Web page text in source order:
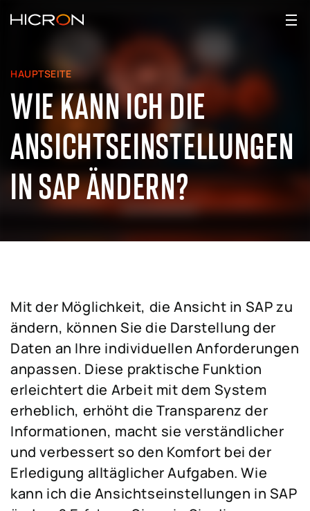
HAUPTSEITE
WIE KANN ICH DIE
ANSICHTSEINSTELLUNGEN
IN SAP ÄNDERN?
Mit der Möglichkeit, die Ansicht in SAP zu
ändern, können Sie die Darstellung der
Daten an Ihre individuellen Anforderungen
anpassen. Diese praktische Funktion
erleichtert die Arbeit mit dem System
erheblich, erhöht die Transparenz der
Informationen, macht sie verständlicher
und verbessert so den Komfort bei der
Erledigung alltäglicher Aufgaben. Wie
kann ich die Ansichtseinstellungen in SAP